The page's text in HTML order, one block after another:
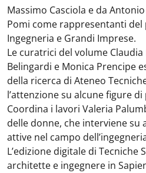
Massimo Casciola e da Antonio
Pomi come rappresentanti del
Ingegneria e Grandi Imprese.
Le curatrici del volume
Belingardi e Monica Prencipe
della ricerca di Ateneo
l’attenzione su alcune figure
Coordina i lavori Valeria
delle donne, che interviene su
attive nel campo
L’edizione digitale di Tecniche
architette e ingegnere in